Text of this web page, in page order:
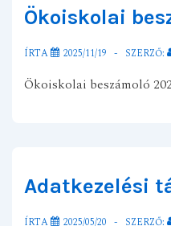
Ökoiskolai
ÍRTA 2025/11/19 SZERZŐ:
Ökoiskolai beszámoló
Adatkezelési
ÍRTA 2025/05/20 SZERZŐ: